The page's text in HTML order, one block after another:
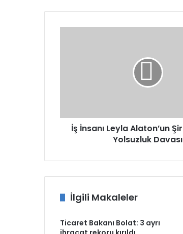
İş İnsanı Leyla Alaton’un
Yolsuzluk Davası
İlgili Makaleler
Ticaret Bakanı Bolat: 3 ayrı